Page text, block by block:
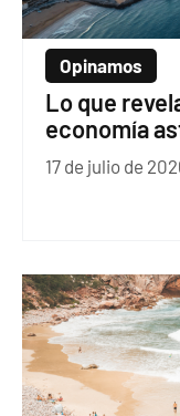
Opinamos
Lo que
economía
17 de julio de